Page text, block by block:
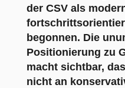
der CSV als
begonnen. Die
Positionierung zu
macht sichtbar,
nicht an